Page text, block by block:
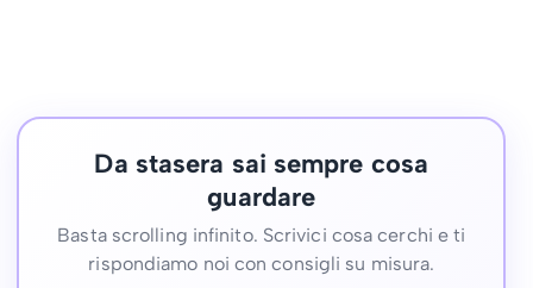
Da stasera sai sempre cosa
guardare
Basta scrolling infinito. Scrivici cosa cerchi e ti
rispondiamo noi con consigli su misura.